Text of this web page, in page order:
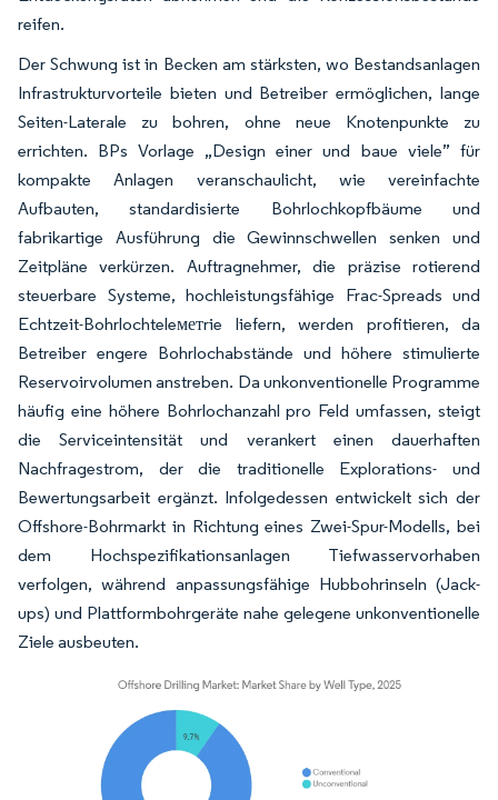
reifen.
Der Schwung ist in Becken am stärksten, wo Bestandsanlagen
Infrastrukturvorteile bieten und Betreiber ermöglichen, lange
Seiten-Laterale zu bohren, ohne neue Knotenpunkte zu
errichten. BPs Vorlage „Design einer und baue viele” für
kompakte Anlagen veranschaulicht, wie vereinfachte
Aufbauten, standardisierte Bohrlochkopfbäume und
fabrikartige Ausführung die Gewinnschwellen senken und
Zeitpläne verkürzen. Auftragnehmer, die präzise rotierend
steuerbare Systeme, hochleistungsfähige Frac-Spreads und
Echtzeit-Bohrlochteleметrie liefern, werden profitieren, da
Betreiber engere Bohrlochabstände und höhere stimulierte
Reservoirvolumen anstreben. Da unkonventionelle Programme
häufig eine höhere Bohrlochanzahl pro Feld umfassen, steigt
die Serviceintensität und verankert einen dauerhaften
Nachfragestrom, der die traditionelle Explorations- und
Bewertungsarbeit ergänzt. Infolgedessen entwickelt sich der
Offshore-Bohrmarkt in Richtung eines Zwei-Spur-Modells, bei
dem Hochspezifikationsanlagen Tiefwasservorhaben
verfolgen, während anpassungsfähige Hubbohrinseln (Jack-
ups) und Plattformbohrgeräte nahe gelegene unkonventionelle
Ziele ausbeuten.